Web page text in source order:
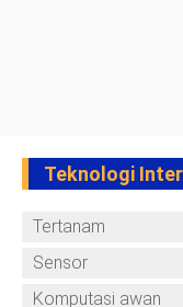
Teknologi
Tertanam
Sensor
Komputasi awan